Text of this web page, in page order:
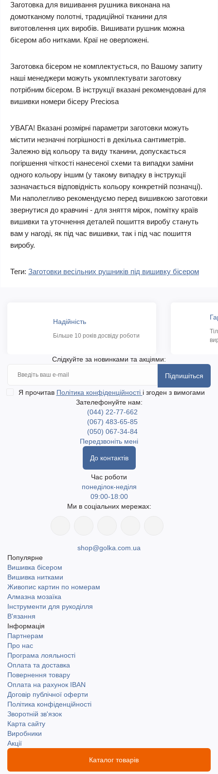
Заготовка для вишивання рушника виконана на
домотканому полотні, традиційної тканини для
виготовлення цих виробів. Вишивати рушник можна
бісером або нитками. Краї не оверложені.
Заготовка бісером не комплектується, по Вашому запиту
наші менеджери можуть укомплектувати заготовку
потрібним бісером. В інструкції вказані рекомендовані для
вишивки номери бісеру Preciosa
УВАГА! Вказані розмірні параметри заготовки можуть
містити незначні погрішності в декілька сантиметрів.
Залежно від кольору та виду тканини, допускається
погіршення чіткості нанесеної схеми та випадки заміни
одного кольору іншим (у такому випадку в інструкції
зазначається відповідність кольору конкретній позначці).
Ми наполегливо рекомендуємо перед вишивкою заготовки
звернутися до кравчині - для зняття мірок, помітку країв
вишивки та уточнення деталей пошиття виробу стануть
вам у нагоді, як під час вишивки, так і під час пошиття
виробу.
Теги: Заготовки весільних рушників під вишивку бісером
Надійність
Більше 10 років досвіду роботи
Слідкуйте за новинками та акціями:
Підпишіться
Я прочитав Політика конфіденційності і згоден з вимогами
Зателефонуйте нам:
(044) 22-77-662
(067) 483-65-85
(050) 067-34-84
Передзвоніть мені
До контактів
Час роботи
понеділок-неділя
09:00-18:00
Ми в соціальних мережах:
shop@golka.com.ua
Популярне
Вишивка бісером
Вишивка нитками
Живопис картин по номерам
Алмазна мозаїка
Інструменти для рукоділля
В'язання
Інформація
Партнерам
Про нас
Програма лояльності
Оплата та доставка
Повернення товару
Оплата на рахунок IBAN
Договір публічної оферти
Політика конфіденційності
Зворотній зв'язок
Карта сайту
Виробники
Акції
Каталог товарів